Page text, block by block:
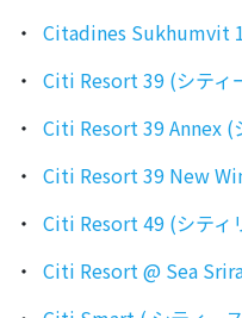
Citadines Sukhumvit 16
Citi Resort 39 (シティ
Citi Resort 39 Annex (
Citi Resort 39 New Wing (
Citi Resort 49 (シティ
Citi Resort @ Sea Sriracha